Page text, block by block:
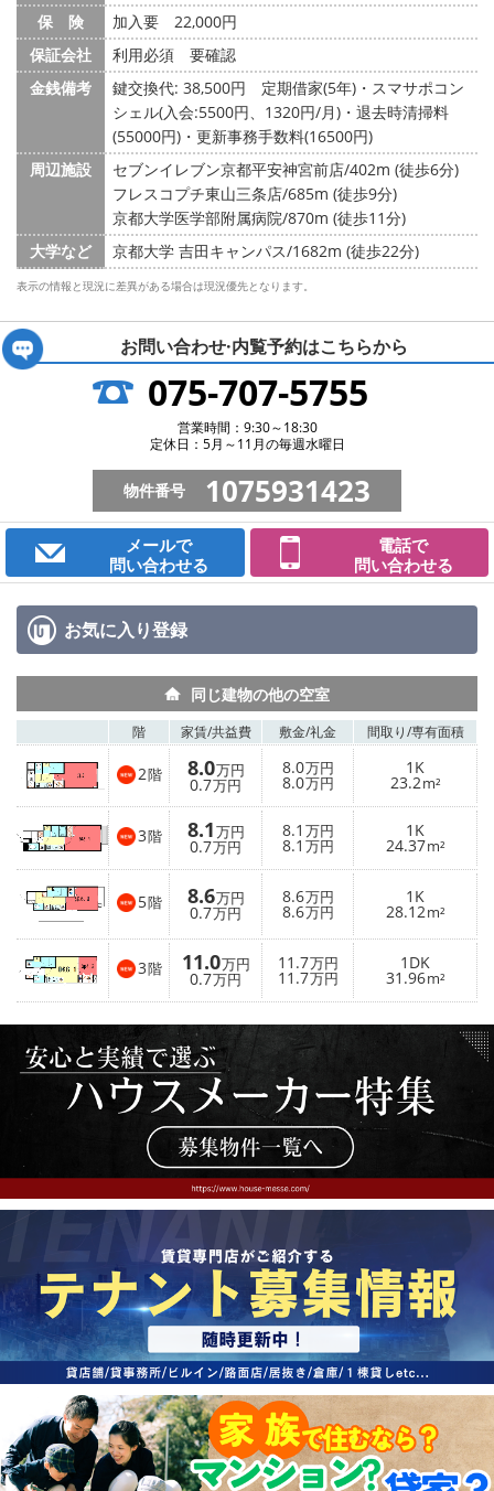
保 険
加入要 22,000円
保証会社
利用必須 要確認
金銭備考
鍵交換代: 38,500円
定期借家(5年)・スマサポコン
シェル(入会:5500円、1320円/月)・退去時清掃料
(55000円)・更新事務手数料(16500円)
周辺施設
セブンイレブン京都平安神宮前店/402m (徒歩6分)
フレスコプチ東山三条店/685m (徒歩9分)
京都大学医学部附属病院/870m (徒歩11分)
大学など
京都大学 吉田キャンパス/1682m (徒歩22分)
表示の情報と現況に差異がある場合は現況優先となります。
お問い合わせ·内覧予約はこちらから
075-707-5755
営業時間：9:30～18:30
定休日：5月～11月の毎週水曜日
物件番号 1075931423
メールで
問い合わせる
電話で
問い合わせる
お気に入り登録
同じ建物の他の空室
階 家賃/共益費 敷金/礼金 間取り/専有面積
2階 8.0万円
0.7万円
8.0万円
8.0万円
1K
23.2m²
3階 8.1万円
0.7万円
8.1 万円
8.1 万円
1K
24.37m²
5階 8.6万円
0.7万円
8.6万円
8.6万円
1K
28.12m²
3階 11.0万円
0.7万円
11.7万円
11.7万円
1DK
31.96m²